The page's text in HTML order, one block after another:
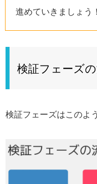
進めていきましょう！
検証フェーズ
検証フェーズはこのよ